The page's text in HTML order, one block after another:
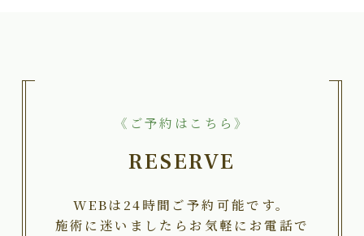
《ご予約はこちら》
RESERVE
WEBは24時間ご予約可能です。
施術に迷いましたらお気軽にお電話で